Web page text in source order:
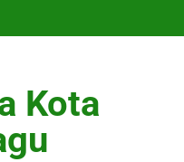
Kota